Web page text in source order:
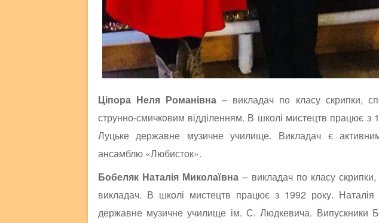
Ціпора Неля Романівна – викладач по класу скрипки,
струнно-смичковим відділенням. В школі мистецтв працює з
Луцьке державне музичне училище. Викладач є
ансамблю «Любисток».
Бобеляк Наталія Миколаївна – викладач по класу скрипки,
викладач. В школі мистецтв працює з 1992 року. Наталія
державне музичне училище ім. С. Людкевича. Випускники